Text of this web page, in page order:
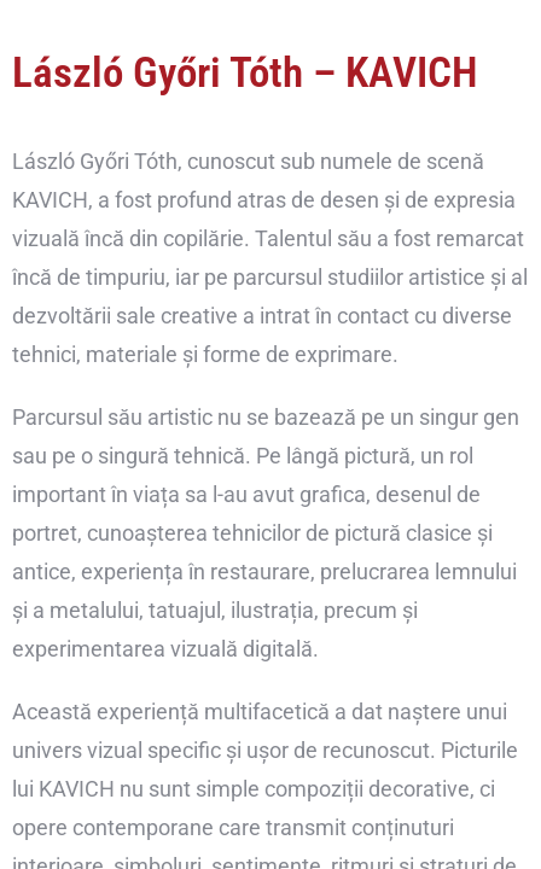
László Győri Tóth – KAVICH
László Győri Tóth, cunoscut sub numele de scenă
KAVICH, a fost profund atras de desen și de expresia
vizuală încă din copilărie. Talentul său a fost remarcat
încă de timpuriu, iar pe parcursul studiilor artistice și al
dezvoltării sale creative a intrat în contact cu diverse
tehnici, materiale și forme de exprimare.
Parcursul său artistic nu se bazează pe un singur gen
sau pe o singură tehnică. Pe lângă pictură, un rol
important în viața sa l-au avut grafica, desenul de
portret, cunoașterea tehnicilor de pictură clasice și
antice, experiența în restaurare, prelucrarea lemnului
și a metalului, tatuajul, ilustrația, precum și
experimentarea vizuală digitală.
Această experiență multifacetică a dat naștere unui
univers vizual specific și ușor de recunoscut. Picturile
lui KAVICH nu sunt simple compoziții decorative, ci
opere contemporane care transmit conținuturi